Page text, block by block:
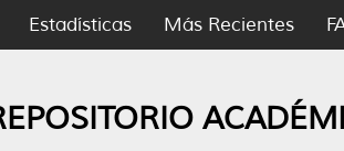
Estadísticas Más Recientes